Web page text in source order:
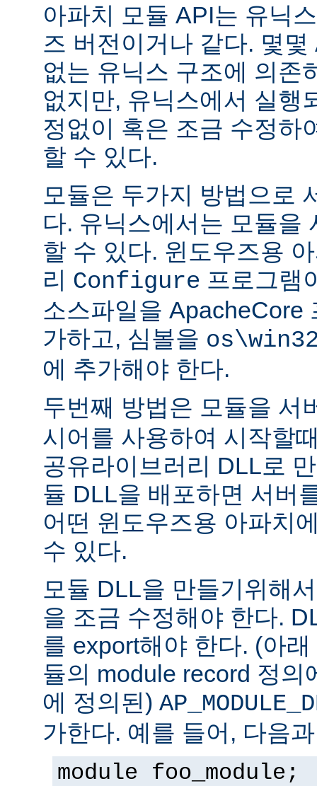
아파치 모듈 API는 유닉
즈 버전이거나 같다. 몇
없는 유닉스 구조에 의존
없지만, 유닉스에서 실행
정없이 혹은 조금 수정하
할 수 있다.
모듈은 두가지 방법으로
다. 유닉스에서는 모듈을
할 수 있다. 윈도우즈용
리 Configure 프로그램
소스파일을 ApacheCore
가하고, 심볼을
에 추가해야 한다.
두번째 방법은 모듈을 서
시어를 사용하여 시작할
공유라이브러리 DLL로
듈 DLL을 배포하면 서버
어떤 윈도우즈용 아파치
수 있다.
모듈 DLL을 만들기위해
을 조금 수정해야 한다.
를 export해야 한다. (아
듈의 module record 정의
에 정의된)
가한다. 예를 들어, 다음
module foo_module;